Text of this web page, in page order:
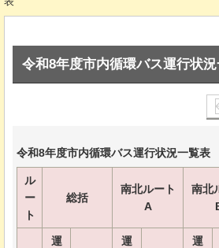
令和8年度市内循環バス運行状
令和8年度市内循環バス運行状況一覧表
ル
ー
ト
総括
南北ルート
A
南北
運
運
運